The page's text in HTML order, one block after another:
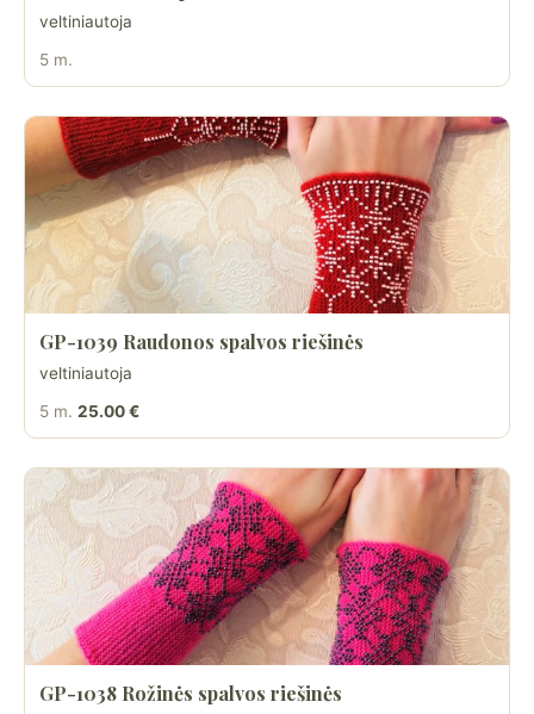
veltiniautoja
5 m.
GP-1039 Raudonos spalvos riešinės
veltiniautoja
5 m. 25.00 €
GP-1038 Rožinės spalvos riešinės